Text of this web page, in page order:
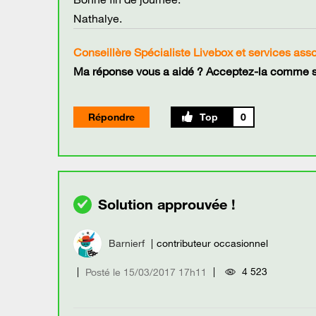
Nathalye.
Conseillère Spécialiste Livebox et services
Ma réponse vous a aidé ? Acceptez-la comme
Répondre 0
Barnierf contributeur occasionnel
Posté le ‎15/03/2017 17h11 4 523